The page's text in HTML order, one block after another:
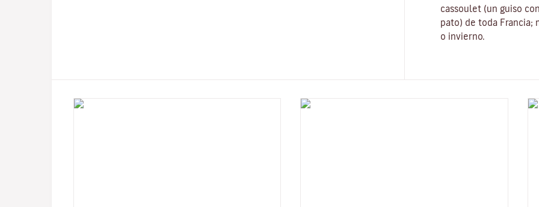
cassoulet (un guiso
pato) de toda Francia;
o invierno.